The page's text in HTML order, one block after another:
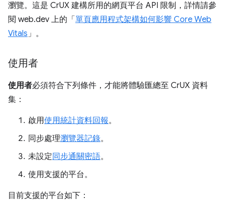
瀏覽。這是 CrUX 建構所用的網頁平台 API 限制，詳情請參
閱 web.dev 上的「 單頁應用程式架構如何影響 Core Web
Vitals」。
使用者
使用者必須符合下列條件，才能將體驗匯總至 CrUX 資料
集：
啟用使用統計資料回報。
同步處理瀏覽器記錄。
未設定同步通關密語。
使用支援的平台。
目前支援的平台如下：